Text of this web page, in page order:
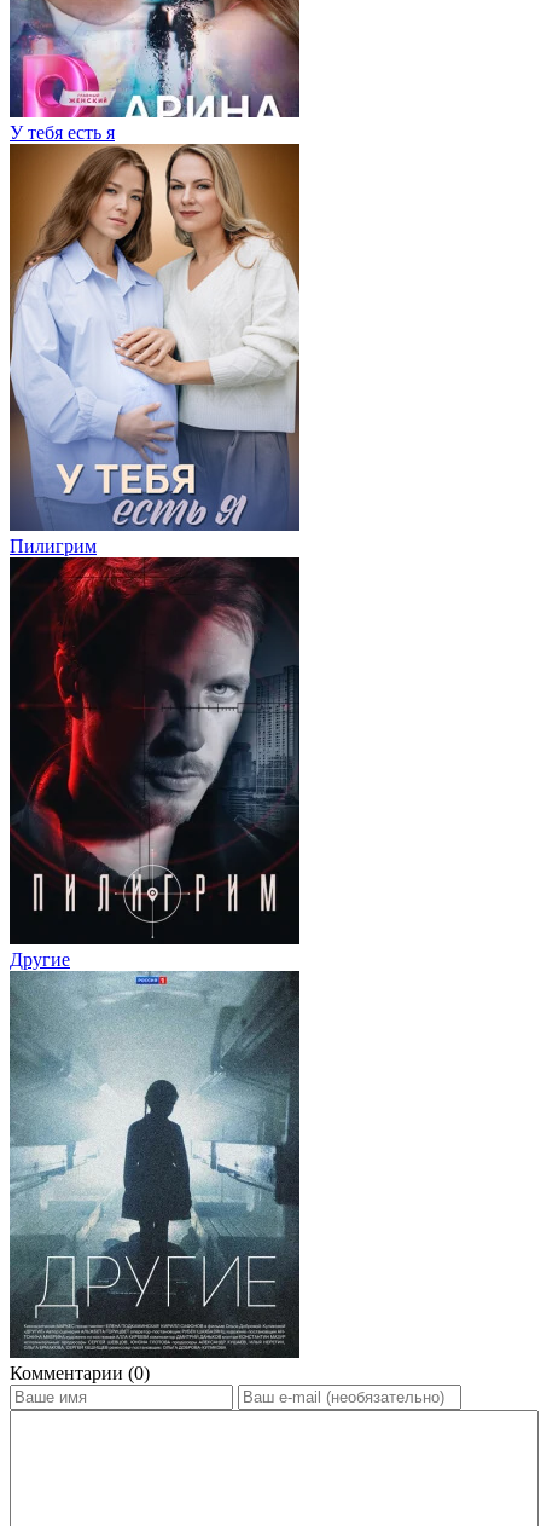
У тебя есть я
Пилигрим
Другие
Комментарии (0)